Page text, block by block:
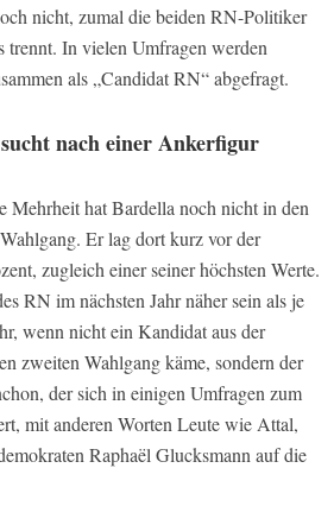
nicht, zumal die beiden RN-Politiker
In vielen Umfragen werden
als „Candidat RN“ abgefragt.
nach einer Ankerfigur
Mehrheit hat Bardella noch nicht in den
Er lag dort kurz vor der
zugleich einer seiner höchsten Werte.
RN im nächsten Jahr näher sein als je
wenn nicht ein Kandidat aus der
zweiten Wahlgang käme, sondern der
der sich in einigen Umfragen zum
mit anderen Worten Leute wie Attal,
Raphaël Glucksmann auf die